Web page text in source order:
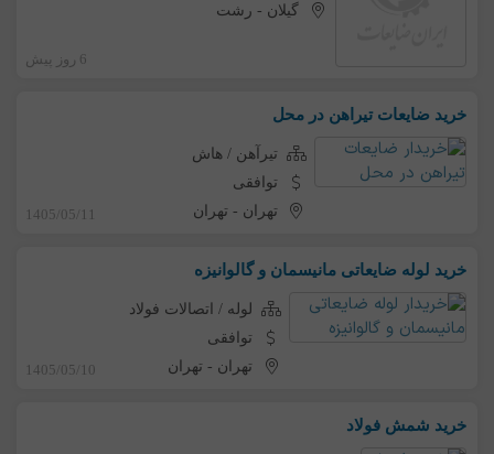
گیلان - رشت
6 روز پیش
خرید ضایعات تیراهن در محل
تیرآهن / هاش
توافقی
تهران -تهران 1405/05/11
خرید لوله ضایعاتی مانیسمان و گالوانیزه
لوله / اتصالات فولاد
توافقی
تهران - تهران 1405/05/10
خرید شمش فولاد